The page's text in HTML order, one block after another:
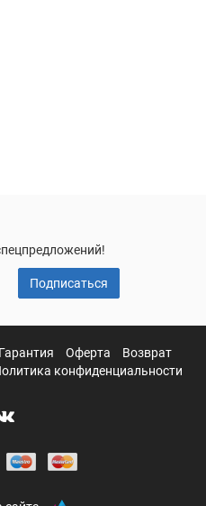
Подписаться
Гарантия Оферта
Возврат
конфиденциальности